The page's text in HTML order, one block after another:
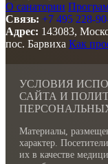
О санатории
Связь: +7 495 228-
Адрес: 143083,
пос. Барвиха Как
УСЛОВИЯ
САЙТА И
Материалы,
характер.
их в качестве